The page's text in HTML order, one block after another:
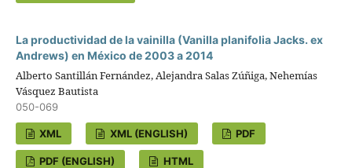
La productividad de la vainilla (Vanilla planifolia Jacks. ex
Andrews) en México de 2003 a 2014
Alberto Santillán Fernández, Alejandra Salas Zúñiga, Nehemías
Vásquez Bautista
050-069
XML XML (ENGLISH) PDF
PDF (ENGLISH) HTML